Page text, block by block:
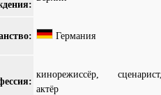
Германия
кинорежиссёр, сценарист,
актёр